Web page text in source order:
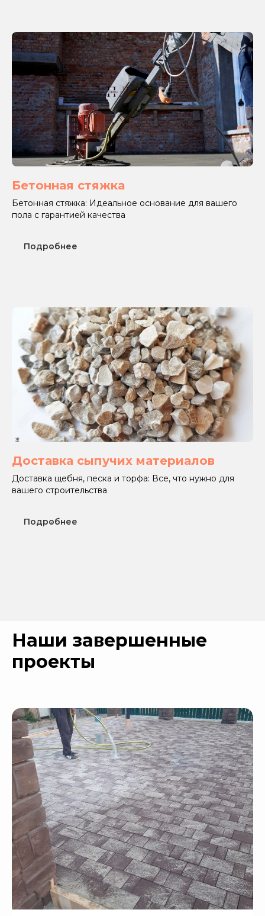
Бетонная стяжка
Бетонная стяжка: Идеальное основание для вашего
пола с гарантией качества
Подробнее
Доставка сыпучих материалов
Доставка щебня, песка и торфа: Все, что нужно для
вашего строительства
Подробнее
Наши завершенные
проекты